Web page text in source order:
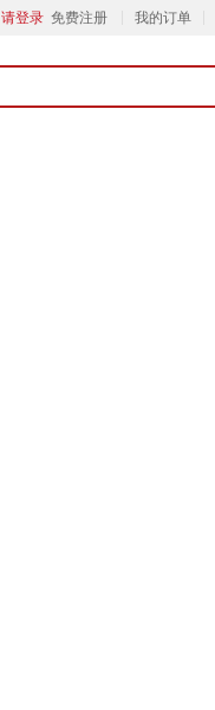
请登录 免费注册 我的订单